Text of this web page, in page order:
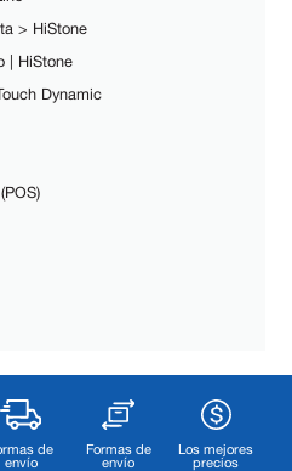
> HiStone
| HiStone
Dynamic
de
envío
Formas de
envío
Los mejores
precios